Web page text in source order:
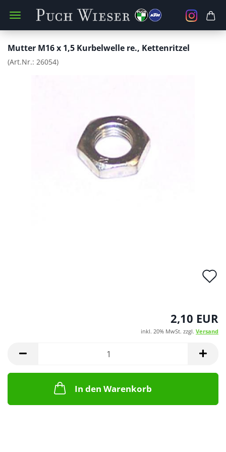
Mutter M16 x 1,5 Kurbelwelle re., Kettenritzel
(Art.Nr.: 26054)
2,10 EUR
inkl. 20% MwSt. zzgl. Versand
In den Warenkorb